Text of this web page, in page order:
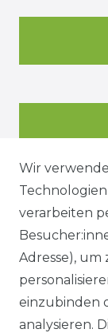
Wir
verarbeiten
Adresse), um
einzubinden
analysieren.